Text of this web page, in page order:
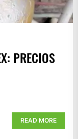
PRECIOS
READ MORE